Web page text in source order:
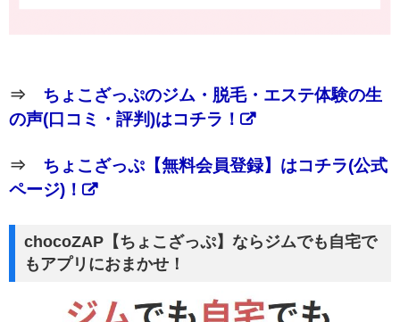
⇒ ちょこざっぷのジム・脱毛・エステ体験の生
の声(口コミ・評判)はコチラ！
⇒ ちょこざっぷ【無料会員登録】はコチラ(公式
ページ)！
chocoZAP【ちょこざっぷ】ならジムでも自宅で
もアプリにおまかせ！